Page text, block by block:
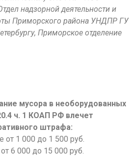
надзорной деятельности и
Приморского района УНДПР ГУ
Приморское отделение
мусора в необорудованных
ч. 1 КОАП РФ влечет
штрафа:
1 000 до 1 500 руб.
6 000 до 15 000 руб.